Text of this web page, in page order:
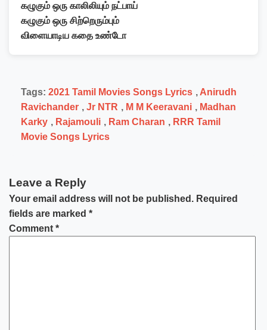
கழுகும் ஒரு காலிலியும் நட்பாய்
கழுகும் ஒரு சிற்றெரும்பும்
விளையாடிய கதை உண்டோ
Tags: 2021 Tamil Movies Songs Lyrics , Anirudh
Ravichander , Jr NTR , M M Keeravani , Madhan
Karky , Rajamouli , Ram Charan , RRR Tamil
Movie Songs Lyrics
Leave a Reply
Your email address will not be published. Required
fields are marked *
Comment *